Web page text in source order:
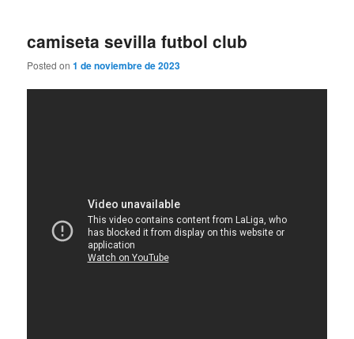
camiseta sevilla futbol club
Posted on1 de noviembre de 2023